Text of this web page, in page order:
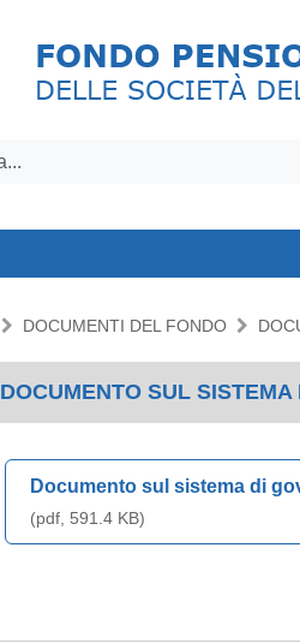
DOCUMENTI DEL FONDO
DOCUMENTO SUL SISTEMA
Documento sul sistema di
(pdf, 591.4 KB)